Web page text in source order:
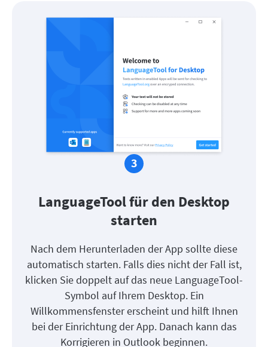
LanguageTool für den Desktop
starten
Nach dem Herunterladen der App sollte diese
automatisch starten. Falls dies nicht der Fall ist,
klicken Sie doppelt auf das neue LanguageTool-
Symbol auf Ihrem Desktop. Ein
Willkommensfenster erscheint und hilft Ihnen
bei der Einrichtung der App. Danach kann das
Korrigieren in Outlook beginnen.